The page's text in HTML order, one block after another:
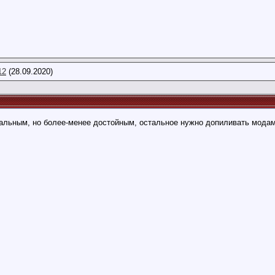
(28.09.2020)
но более-менее достойным, остальное нужно допиливать